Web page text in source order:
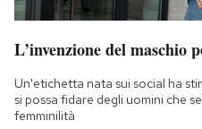
L’invenzione del maschio
Un'etichetta nata sui social ha
si possa fidare degli uomini che
femminilità